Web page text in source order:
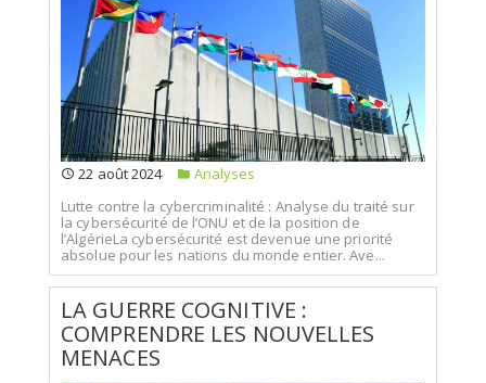
22 août 2024
Analyses
Lutte contre la cybercriminalité : Analyse du traité sur
la cybersécurité de l’ONU et de la position de
l’AlgérieLa cybersécurité est devenue une priorité
absolue pour les nations du monde entier. Ave...
LA GUERRE COGNITIVE :
COMPRENDRE LES NOUVELLES
MENACES